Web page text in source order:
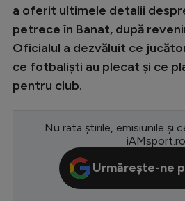
Europa League
Conference
CM 2026
Bundesliga
a oferit ultimele detalii
petrece în Banat, după
Oficialul a dezvăluit ce
ce fotbaliști au plecat și ce
pentru club.
Nu rata știrile, emisiunile și
iAMsport.ro
Urmărește-ne